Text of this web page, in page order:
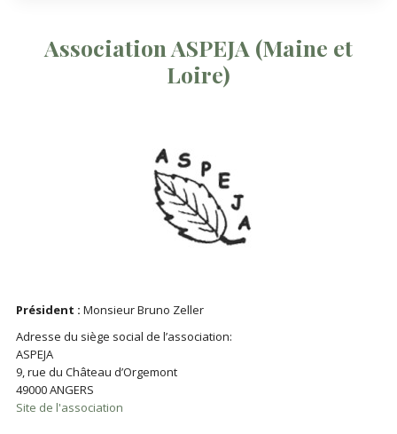
Association ASPEJA (Maine et
Loire)
Président : Monsieur Bruno Zeller
Adresse du siège social de l’association:
ASPEJA
9, rue du Château d’Orgemont
49000 ANGERS
Site de l'association